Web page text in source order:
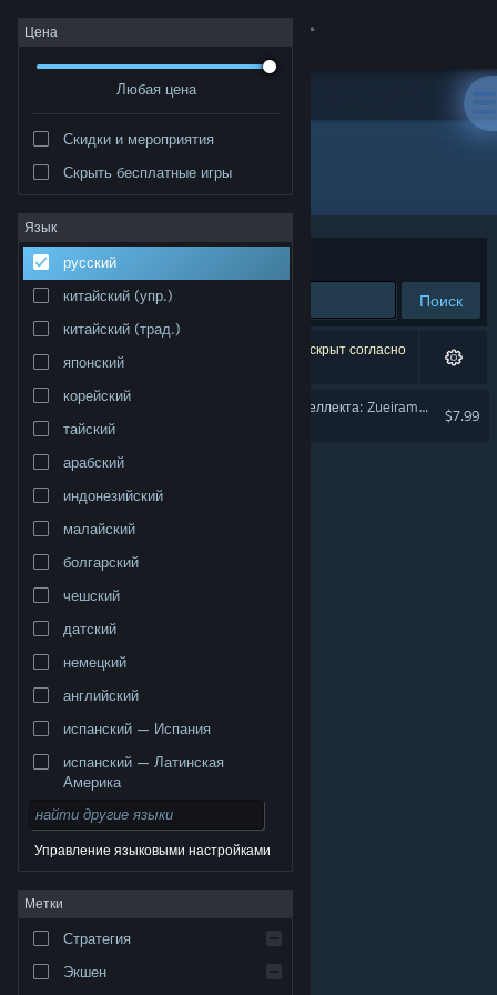
Войти
Сообщество
Информация
Поддержка
Изменить язык
Полная версия
© Valve Corporation. Все права сохранены. Все
торговые марки являются собственностью
Правовая информация
Соглашение подписчика Steam
Файлы cookie
Цена
Любая цена
Скидки и мероприятия
Скрыть бесплатные игры
Язык
русский
китайский (упр.)
китайский (трад.)
японский
корейский
тайский
арабский
индонезийский
малайский
болгарский
чешский
датский
немецкий
английский
испанский — Испания
испанский — Латинская
Америка
Управление языковыми настройками
Метки
Стратегия
Экшен
Разработчик: Memes Games
Сортировать по
Поиск
Результатов по вашему запросу: 1. 1 продукт скрыт согласно
вашим настройкам.
Сбой Искусственного Интеллекта: Zueirama 2
$7.99